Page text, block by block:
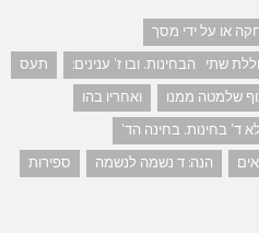
או על ידי מסך
שתי הבחינות. ובו ז' ענינים:
תעס
שלמטה ממנו
ואחריו בהו
ד' בחינות. בחינה הד'
הנה: ד נשמה לנשמה
ספירות